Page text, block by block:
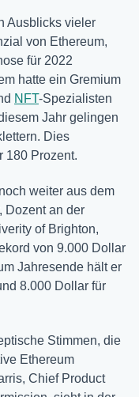
Ausblicks vieler
von Ethereum,
für 2022
hatte ein Gremium
NFT-Spezialisten
Jahr gelingen
Dies
180 Prozent.
weiter aus dem
Dozent an der
of Brighton,
von 9.000 Dollar
Jahresende hält er
8.000 Dollar für
Stimmen, die
Ethereum
Chief Product